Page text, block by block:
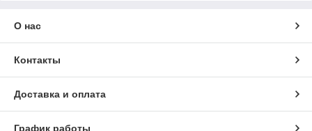
О нас
Контакты
Доставка и оплата
График работы